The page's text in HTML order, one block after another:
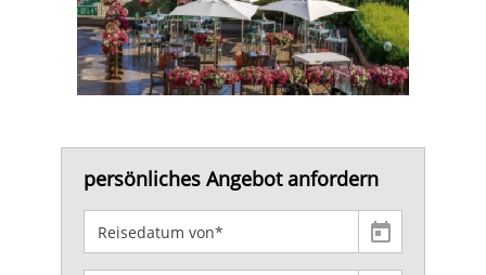
persönliches Angebot anfordern